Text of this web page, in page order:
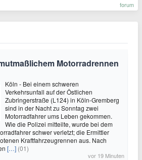
forum
Motorradrennen
Köln - Bei einem schweren
Verkehrsunfall auf der Östlichen
Zubringerstraße (L124) in Köln-Gremberg
sind in der Nacht zu Sonntag zwei
Motorradfahrer ums Leben gekommen.
Wie die Polizei mitteilte, wurde bei dem
schwer verletzt; die Ermittler
Kraftfahrzeugrennen aus. Nach
[…] (01)
vor 19 Minuten